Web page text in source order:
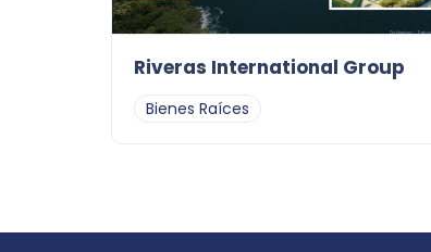
Riveras International Group
Bienes Raíces